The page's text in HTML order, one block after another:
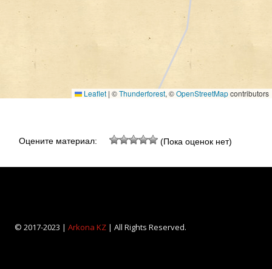
Leaflet | ©Thunderforest, ©OpenStreetMapcontributors
Оцените материал: (Пока оценок нет)
© 2017-2023 | Arkona KZ| All Rights Reserved.